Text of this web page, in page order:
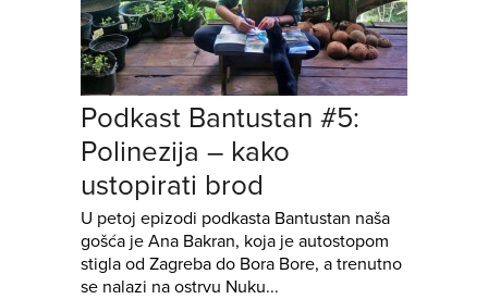
Podkast Bantustan #5:
Polinezija – kako
ustopirati brod
U petoj epizodi podkasta Bantustan naša
gošća je Ana Bakran, koja je autostopom
stigla od Zagreba do Bora Bore, a trenutno
se nalazi na ostrvu Nuku...